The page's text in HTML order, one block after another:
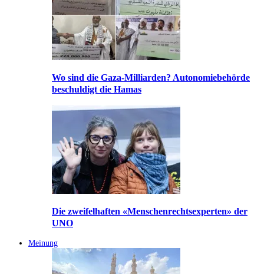
Wo sind die Gaza-Milliarden? Autonomiebehörde
beschuldigt die Hamas
Die zweifelhaften «Menschenrechtsexperten» der
UNO
Meinung